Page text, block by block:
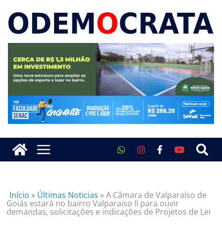
Início » Últimas Noticias »A Câmara de Valparaíso de
Goiás estará no bairro Valparaiso II para ouvir
demandas, solicitações e indicações de Projetos de Lei